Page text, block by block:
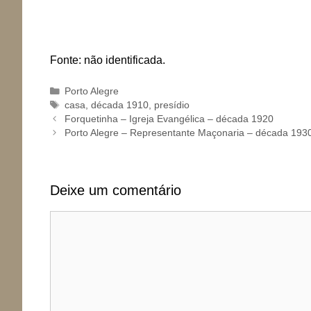
Fonte: não identificada.
Categorias
Porto Alegre
Tags
casa,década 1910, presídio
Forquetinha – Igreja Evangélica – década 1920
Porto Alegre – Representante Maçonaria – década
Deixe um comentário